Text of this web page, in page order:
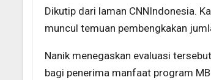
Dikutip dari laman CNNIndonesia.
muncul temuan pembengkakan
Nanik menegaskan evaluasi
bagi penerima manfaat program